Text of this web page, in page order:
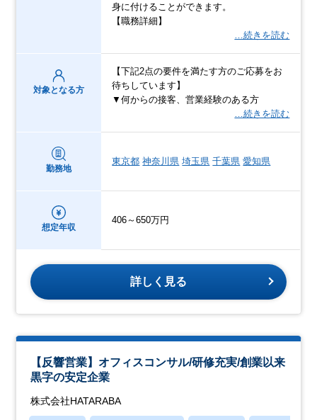
身に付けることができます。
【職務詳細】
…続きを読む
対象となる方
【下記2点の要件を満たす方のご応募をお
待ちしています】
▼何からの接客、営業経験のある方
…続きを読む
勤務地
東京都 神奈川県 埼玉県 千葉県 愛知県
想定年収
406～650万円
詳しく見る
【反響営業】オフィスコンサル/研修充実/創業以来
黒字の安定企業
株式会社HATARABA